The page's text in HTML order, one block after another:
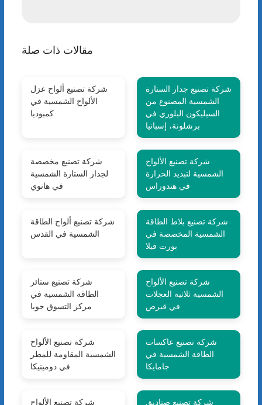
مقالات ذات صلة
شركة تصنيع ألواح عزل
الألواح الشمسية في
كمبوديا
شركة تصنيع جدار الستارة
الشمسية المصنوع من
السيليكون البلوري في
برشلونة، إسبانيا
شركة تصنيع مخصصة
لجدار الستارة الشمسية
في هانوي
شركة تصنيع الألواح
الشمسية لتبديد الحرارة
في هندوراس
شركة تصنيع ألواح الطاقة
الشمسية في القدس
شركة تصنيع بلاط الطاقة
الشمسية المخصصة في
بورت فيلا
شركة تصنيع ستائر
الطاقة الشمسية في
مركز التسوق جوبا
شركة تصنيع الألواح
الشمسية ثلاثية العجلات
في قبرص
شركة تصنيع الألواح
الشمسية المقاومة للمطر
في دومينيكا
شركة تصنيع عاكسات
الطاقة الشمسية في
جامايكا
شركة تصنيع الألواح شركة تصنيع صناديق